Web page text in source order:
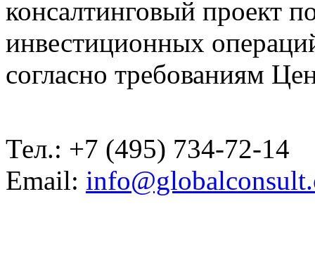
консалтинговый проект
инвестиционных
согласно требованиям
Тел.: +7 (495) 734-72-14
Email: